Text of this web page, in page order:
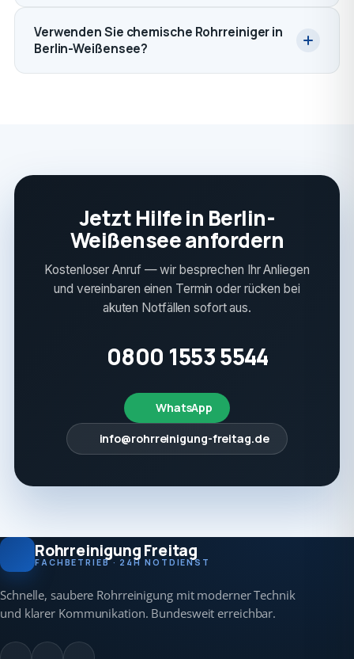
Verwenden Sie chemische Rohrreiniger in
Berlin-Weißensee?
Jetzt Hilfe in Berlin-
Weißensee anfordern
Kostenloser Anruf — wir besprechen Ihr Anliegen
und vereinbaren einen Termin oder rücken bei
akuten Notfällen sofort aus.
0800 1553 5544
WhatsApp
info@rohrreinigung-freitag.de
Rohrreinigung Freitag
FACHBETRIEB · 24H NOTDIENST
Schnelle, saubere Rohrreinigung mit moderner Technik
und klarer Kommunikation. Bundesweit erreichbar.